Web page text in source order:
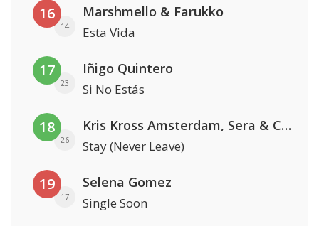
16
14
Marshmello & Farukko
Esta Vida
17
23
Iñigo Quintero
Si No Estás
18
26
Kris Kross Amsterdam, Sera & Conor Maynard
Stay (Never Leave)
19
17
Selena Gomez
Single Soon